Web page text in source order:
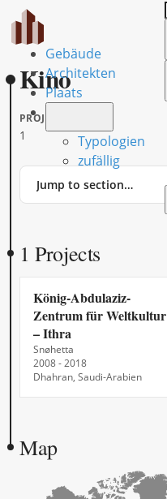
Gebäude
Architekten
Plaats
Typologien
zufällig
Kino
PROJECTS
1
Jump
1 Projects
König-Abdulaziz-
Zentrum für Weltkultur
– Ithra
Snøhetta
2008 - 2018
Dhahran, Saudi-Arabien
Map